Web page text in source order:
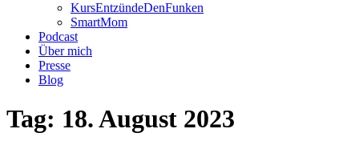
KursEntzündeDenFunken
SmartMom
Podcast
Über mich
Presse
Blog
Tag: 18. August 2023